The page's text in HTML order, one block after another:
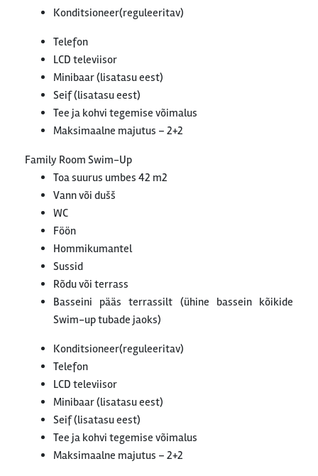
Konditsioneer(reguleeritav)
Telefon
LCD televiisor
Minibaar (lisatasu eest)
Seif (lisatasu eest)
Tee ja kohvi tegemise võimalus
Maksimaalne majutus – 2+2
Family Room Swim-Up
Toa suurus umbes 42 m2
Vann või dušš
WC
Föön
Hommikumantel
Sussid
Rõdu või terrass
Basseini pääs terrassilt (ühine bassein kõikide
Swim-up tubade jaoks)
Konditsioneer(reguleeritav)
Telefon
LCD televiisor
Minibaar (lisatasu eest)
Seif (lisatasu eest)
Tee ja kohvi tegemise võimalus
Maksimaalne majutus – 2+2